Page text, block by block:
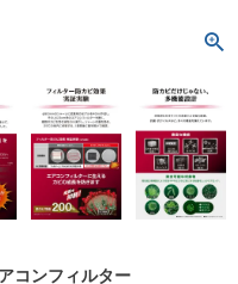
コンフィルター